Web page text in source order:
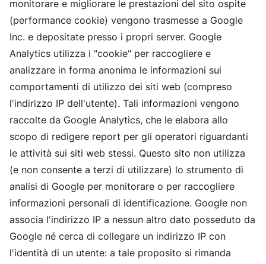
monitorare e migliorare le prestazioni del sito ospite
(performance cookie) vengono trasmesse a Google
Inc. e depositate presso i propri server. Google
Analytics utilizza i "cookie" per raccogliere e
analizzare in forma anonima le informazioni sui
comportamenti di utilizzo dei siti web (compreso
l'indirizzo IP dell'utente). Tali informazioni vengono
raccolte da Google Analytics, che le elabora allo
scopo di redigere report per gli operatori riguardanti
le attività sui siti web stessi. Questo sito non utilizza
(e non consente a terzi di utilizzare) lo strumento di
analisi di Google per monitorare o per raccogliere
informazioni personali di identificazione. Google non
associa l'indirizzo IP a nessun altro dato posseduto da
Google né cerca di collegare un indirizzo IP con
l'identità di un utente: a tale proposito si rimanda